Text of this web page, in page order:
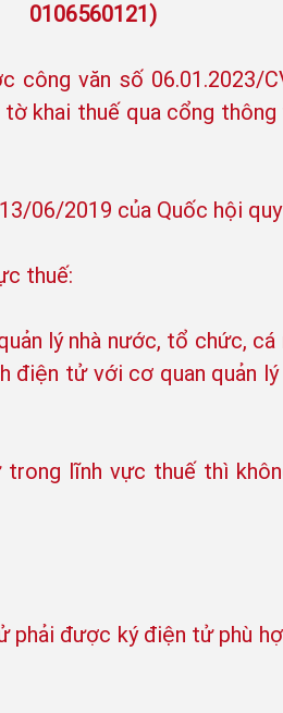
0106560121)
công văn số 06.01.2023/
khai thuế qua cổng
06/2019 của Quốc hội
thuế:
lý nhà nước, tổ chức,
tử với cơ quan quản lý
lĩnh vực thuế thì
được ký điện tử phù